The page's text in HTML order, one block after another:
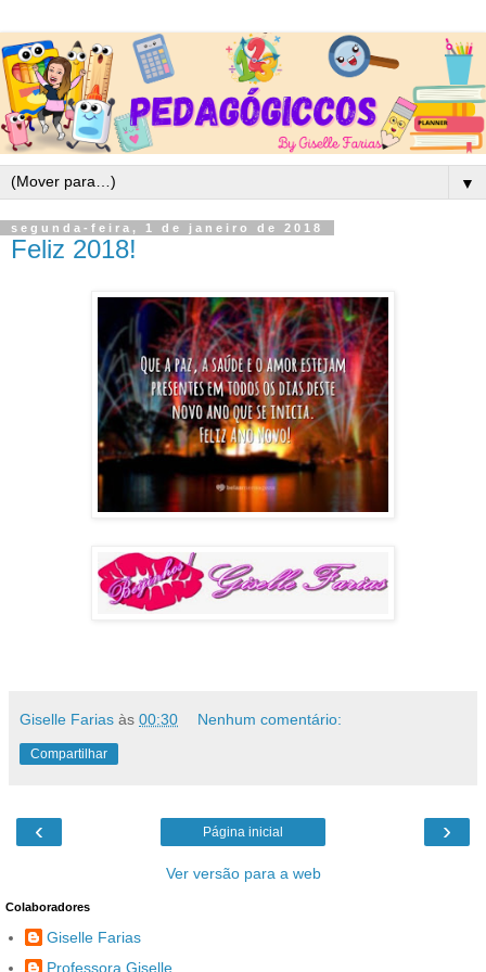
▼
segunda-feira, 1 de janeiro de 2018
Feliz 2018!
Giselle Farias às 00:30 Nenhum comentário:
Compartilhar
‹ ›
Página inicial
Ver versão para a web
Colaboradores
Giselle Farias
Professora Giselle